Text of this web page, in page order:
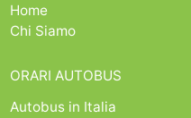
Home
Chi Siamo
ORARI AUTOBUS
Autobus in Italia